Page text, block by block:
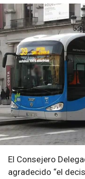
El Consejero
agradecido “el